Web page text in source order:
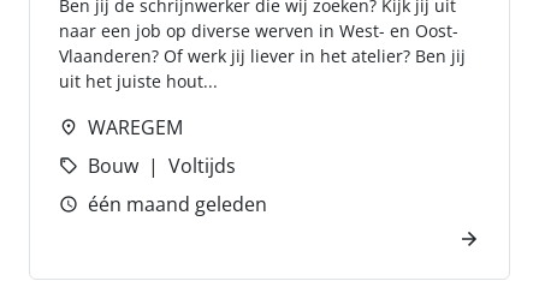
Ben jij de schrijnwerker die wij zoeken? Kijk jij uit
naar een job op diverse werven in West- en Oost-
Vlaanderen? Of werk jij liever in het atelier? Ben jij
uit het juiste hout...
WAREGEM
Bouw
Voltijds
één maand geleden